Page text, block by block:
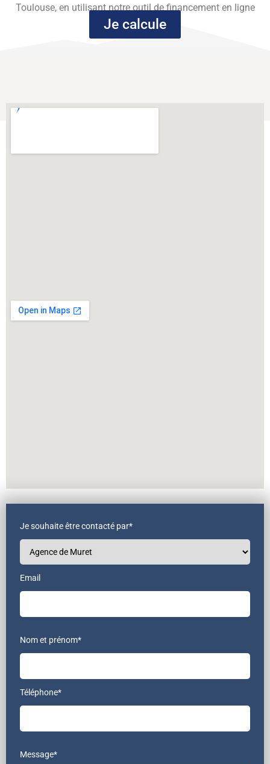
Toulouse, en utilisant notre outil de financement en ligne
Je calcule
Je souhaite être contacté par*
Email
Nom et prénom*
Téléphone*
Message*